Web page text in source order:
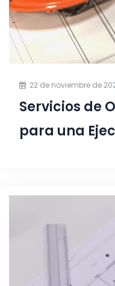
22 de noviembre de
Servicios de
para una